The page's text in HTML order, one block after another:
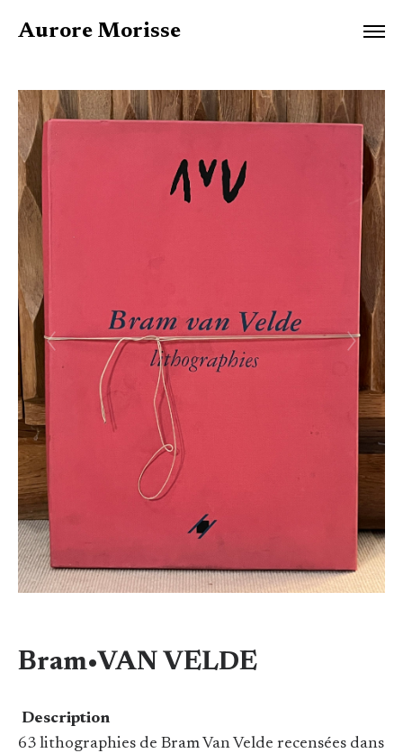
Aurore Morisse
Bram•VAN VELDE
Description
63 lithographies de Bram Van Velde recensées dans